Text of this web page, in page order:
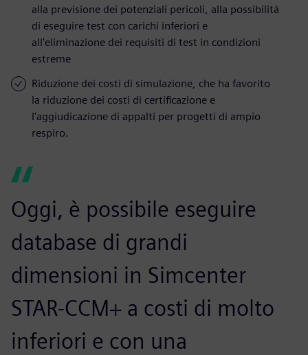
alla previsione dei potenziali pericoli, alla possibilità
di eseguire test con carichi inferiori e
all'eliminazione dei requisiti di test in condizioni
estreme
Riduzione dei costi di simulazione, che ha favorito
la riduzione dei costi di certificazione e
l'aggiudicazione di appalti per progetti di ampio
respiro.
Oggi, è possibile eseguire
database di grandi
dimensioni in Simcenter
STAR-CCM+ a costi di molto
inferiori e con una